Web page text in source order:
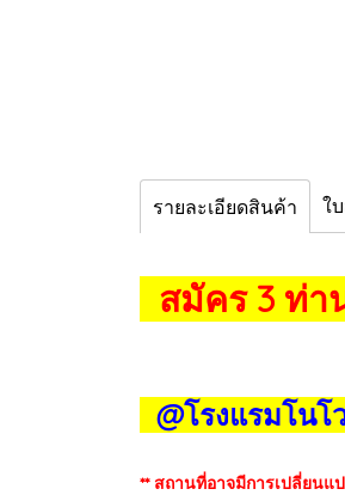
รายละเอียดสินค้า ใ
สมัคร 3 ท่า
@โรงแรมโน
** สถานที่อาจมีการเปลี่ยนแ